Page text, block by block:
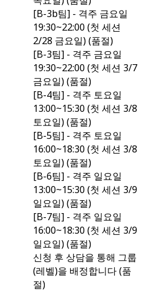
[B-3b팀] - 격주 금요일
19:30~22:00 (첫 세션
2/28 금요일) (품절)
[B-3팀] - 격주 금요일
19:30~22:00 (첫 세션 3/7
금요일) (품절)
[B-4팀] - 격주 토요일
13:00~15:30 (첫 세션 3/8
토요일) (품절)
[B-5팀] - 격주 토요일
16:00~18:30 (첫 세션 3/8
토요일) (품절)
[B-6팀] - 격주 일요일
13:00~15:30 (첫 세션 3/9
일요일) (품절)
[B-7팀] - 격주 일요일
16:00~18:30 (첫 세션 3/9
일요일) (품절)
신청 후 상담을 통해 그룹
(레벨)을 배정합니다 (품
절)